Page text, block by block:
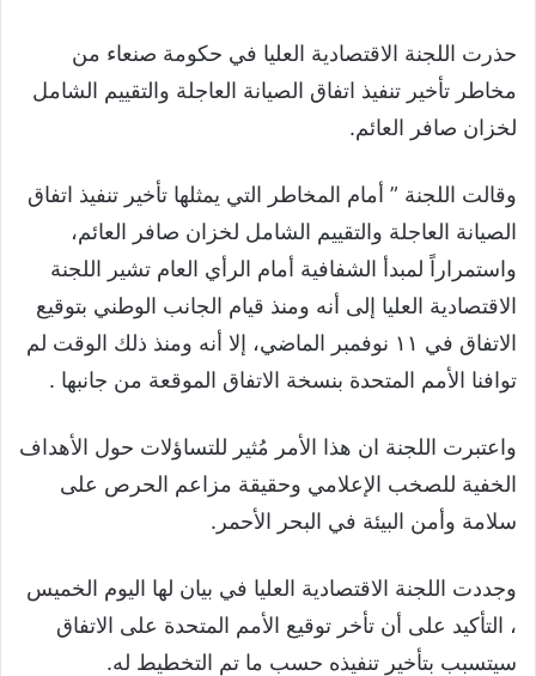
حذرت اللجنة الاقتصادية العليا في حكومة صنعاء من
مخاطر تأخير تنفيذ اتفاق الصيانة العاجلة والتقييم الشامل
لخزان صافر العائم.
وقالت اللجنة ” أمام المخاطر التي يمثلها تأخير تنفيذ اتفاق
الصيانة العاجلة والتقييم الشامل لخزان صافر العائم،
واستمراراً لمبدأ الشفافية أمام الرأي العام تشير اللجنة
الاقتصادية العليا إلى أنه ومنذ قيام الجانب الوطني بتوقيع
الاتفاق في ١١ نوفمبر الماضي، إلا أنه ومنذ ذلك الوقت لم
توافنا الأمم المتحدة بنسخة الاتفاق الموقعة من جانبها .
واعتبرت اللجنة ان هذا الأمر مُثير للتساؤلات حول الأهداف
الخفية للصخب الإعلامي وحقيقة مزاعم الحرص على
سلامة وأمن البيئة في البحر الأحمر.
وجددت اللجنة الاقتصادية العليا في بيان لها اليوم الخميس
، التأكيد على أن تأخر توقيع الأمم المتحدة على الاتفاق
سيتسبب بتأخير تنفيذه حسب ما تم التخطيط له.